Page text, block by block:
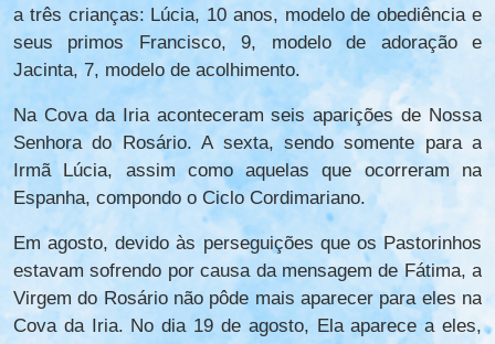
a três crianças: Lúcia, 10 anos, modelo de obediência e
seus primos Francisco, 9, modelo de adoração e
Jacinta, 7, modelo de acolhimento.
Na Cova da Iria aconteceram seis aparições de Nossa
Senhora do Rosário. A sexta, sendo somente para a
Irmã Lúcia, assim como aquelas que ocorreram na
Espanha, compondo o Ciclo Cordimariano.
Em agosto, devido às perseguições que os Pastorinhos
estavam sofrendo por causa da mensagem de Fátima, a
Virgem do Rosário não pôde mais aparecer para eles na
Cova da Iria. No dia 19 de agosto, Ela aparece a eles,